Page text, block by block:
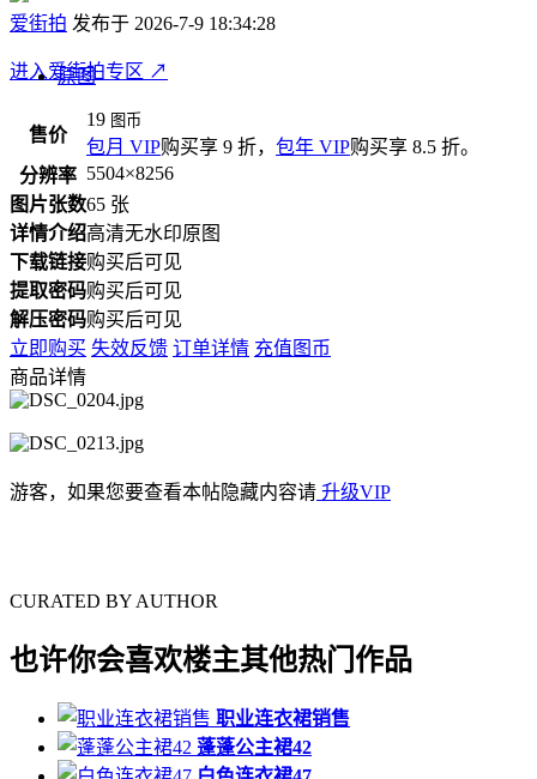
爱街拍 发布于 2026-7-9 18:34:28
进入爱街拍专区 ↗
原图
售价
19 图币
包月 VIP购买享 9 折， 包年 VIP购买享 8.5 折。
分辨率 5504×8256
图片张数65 张
详情介绍高清无水印原图
下载链接购买后可见
提取密码购买后可见
解压密码购买后可见
立即购买 失效反馈 订单详情 充值图币
商品详情
游客，如果您要查看本帖隐藏内容请 升级VIP
CURATED BY AUTHOR
也许你会喜欢楼主其他热门作品
职业连衣裙销售
蓬蓬公主裙42